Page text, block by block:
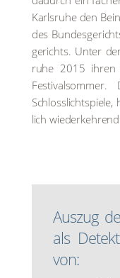
Karls­ru­he den
des
ge­richts. Unter
ru­he 2015 ihren
lich
Aus­zug
als
von: